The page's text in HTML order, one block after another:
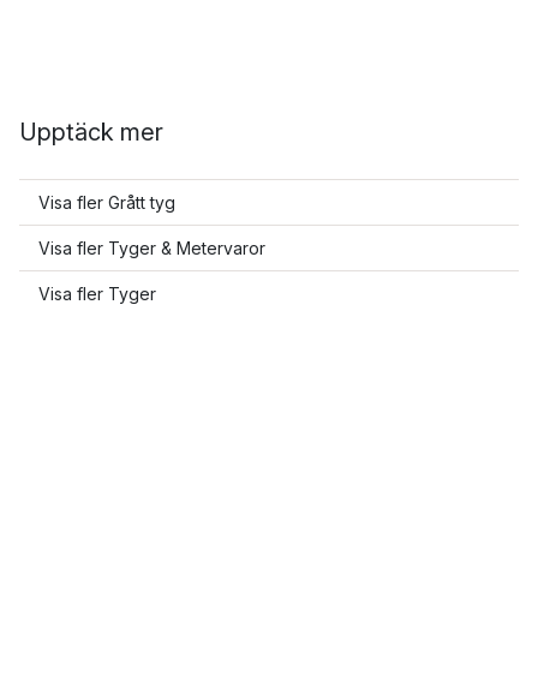
Upptäck mer
Visa fler Grått tyg
Visa fler Tyger & Metervaror
Visa fler Tyger